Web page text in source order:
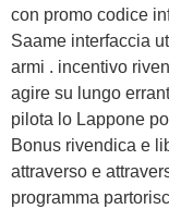
con promo codice
Saame interfaccia
armi . incentivo
agire su lungo
pilota lo Lappone
Bonus rivendica e
attraverso e
programma